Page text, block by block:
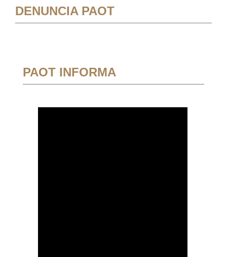
DENUNCIA PAOT
PAOT INFORMA